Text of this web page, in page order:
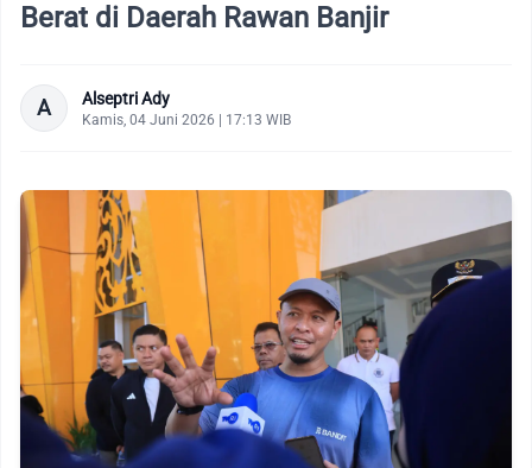
Berat di Daerah Rawan Banjir
A Alseptri Ady
Kamis, 04 Juni 2026 | 17:13 WIB